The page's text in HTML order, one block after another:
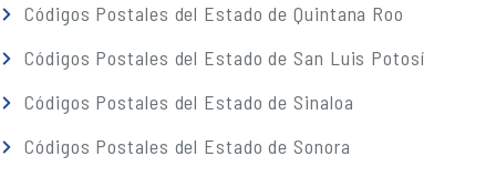
Códigos Postales del Estado de Quintana Roo
Códigos Postales del Estado de San Luis Potosí
Códigos Postales del Estado de Sinaloa
Códigos Postales del Estado de Sonora